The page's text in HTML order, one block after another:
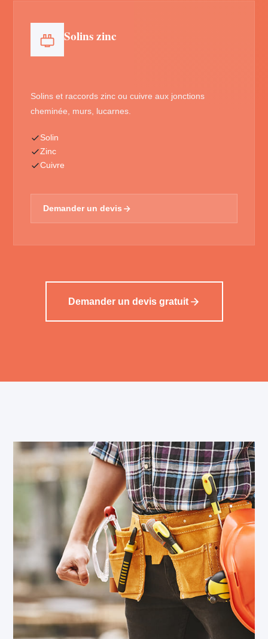
Solins zinc
Solins et raccords zinc ou cuivre aux jonctions
cheminée, murs, lucarnes.
Solin
Zinc
Cuivre
Demander un devis
Demander un devis gratuit